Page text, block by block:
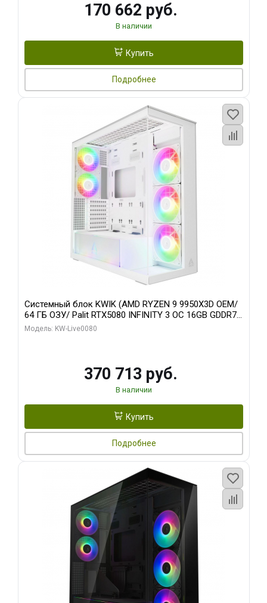
170 662 руб.
В наличии
Купить
Подробнее
Системный блок KWIK (AMD RYZEN 9 9950X3D OEM/
64 ГБ ОЗУ/ Palit RTX5080 INFINITY 3 OC 16GB GDDR7
256bit 3xDP H/ 960 ГБ SSD)
Модель: KW-Live0080
370 713 руб.
В наличии
Купить
Подробнее